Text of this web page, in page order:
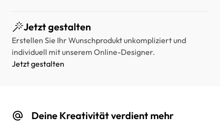
Jetzt gestalten
Erstellen Sie Ihr Wunschprodukt unkompliziert und
individuell mit unserem Online-Designer.
Jetzt gestalten
Deine Kreativität verdient mehr